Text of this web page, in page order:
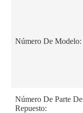
Número De Modelo:
Número De Parte De
Repuesto: